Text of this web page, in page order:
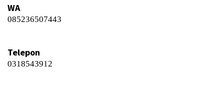
WA
085236507443
Telepon
0318543912